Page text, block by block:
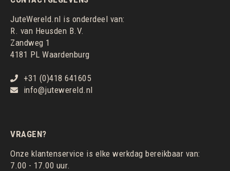
JuteWereld.nl is onderdeel van:
R. van Heusden B.V.
Zandweg 1
4181 PL Waardenburg
+31 (0)418 641605
info@jutewereld.nl
VRAGEN?
Onze klantenservice is elke werkdag bereikbaar van:
7.00 - 17.00 uur.